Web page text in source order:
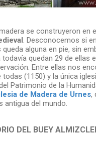
se construyeron en el
. Desconocemos si
alguna en pie, sin
quedan 29 de ellas
Entre ellas nos
todas (1150) y la única
Patrimonio de la
de Madera de Urnes,
antigua del mundo.
DEL BUEY